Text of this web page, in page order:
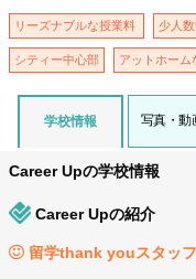
リーズナブルな授業料 少人
シティー中心部 アットホーム
学校情報 写真・動
Career Upの学校情報
Career Upの紹介
留学thank youスタッ